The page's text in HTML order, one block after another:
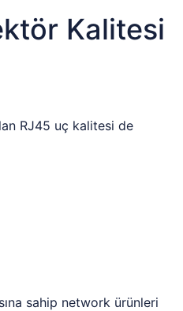
Kalitesi
RJ45 uç kalitesi de
sahip network ürünleri